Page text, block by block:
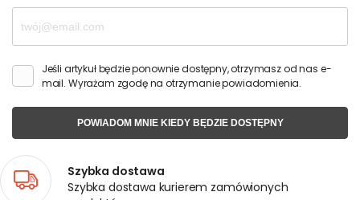
Jeśli artykuł będzie ponownie dostępny, otrzymasz od nas e-
mail. Wyrażam zgodę na otrzymanie powiadomienia.
POWIADOM MNIE KIEDY BĘDZIE DOSTĘPNY
Szybka dostawa
Szybka dostawa kurierem zamówionych